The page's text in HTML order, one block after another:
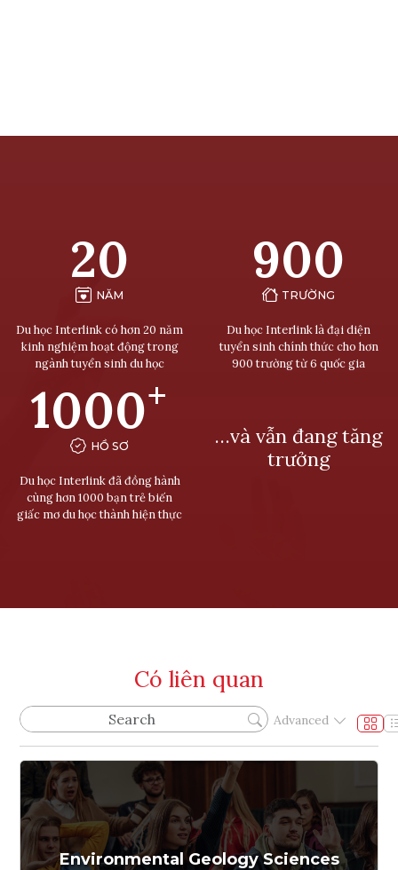
20
NĂM
Du học Interlink có hơn 20 năm
kinh nghiệm hoạt động trong
ngành tuyển sinh du học
900
TRƯỜNG
Du học Interlink là đại diện
tuyển sinh chính thức cho hơn
900 trường từ 6 quốc gia
1000+
HỒ SƠ
Du học Interlink đã đồng hành
cùng hơn 1000 bạn trẻ biến
giấc mơ du học thành hiện thực
…và vẫn đang tăng
trưởng
Có liên quan
Advanced
Environmental Geology Sciences